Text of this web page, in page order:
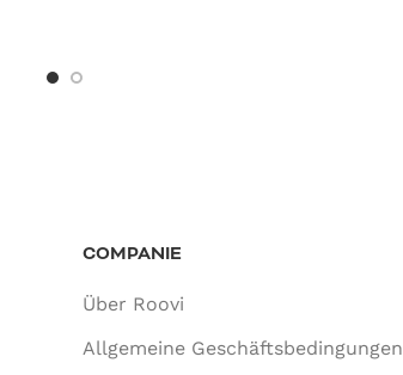
COMPANIE
Über Roovi
Allgemeine Geschäftsbedingungen